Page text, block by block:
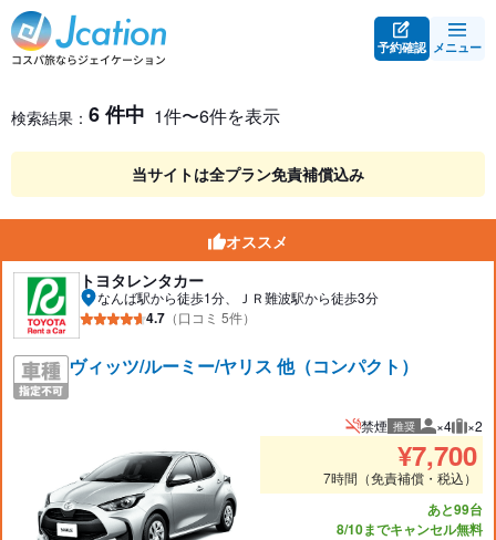
予約確認 メニュー
レンタカー検索・比較
レンタカー検索結果
検索結果： 6 件中 1件〜6件を表示
当サイトは全プラン免責補償込み
オススメ
トヨタレンタカー
なんば駅から徒歩1分、ＪＲ難波駅から徒歩3分
4.7 （口コミ 5件）
ヴィッツ/ルーミー/ヤリス 他（コンパクト）
禁煙 推奨 推奨人数
×4 推奨
×2
¥7,700
7時間（免責補償・税込）
あと99台
8/10までキャンセル無料